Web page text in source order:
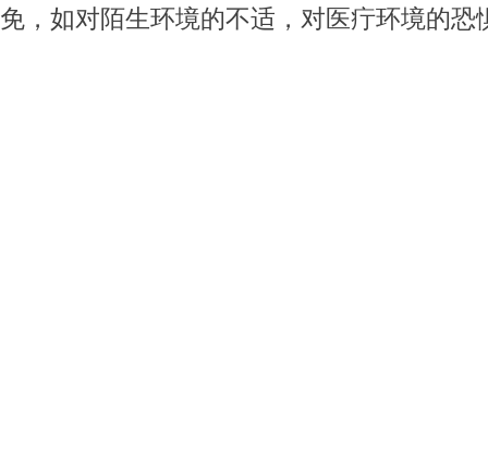
免，如对陌生环境的不适，对医疔环境的恐